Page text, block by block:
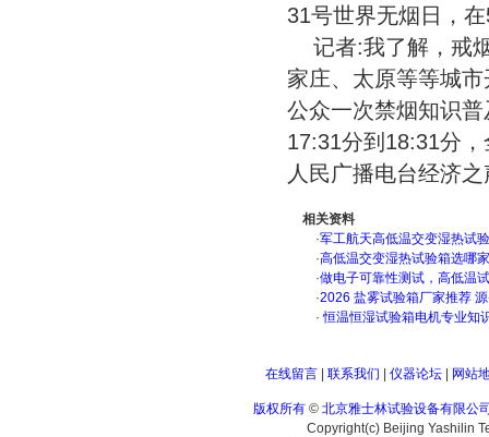
31号世界无烟日，
记者:我了解，戒
家庄、太原等等城
公众一次禁烟知识
17:31分到18:31分
人民广播电台经济
相关资料
·军工航天高低温交变湿热试
·高低温交变湿热试验箱选哪
·做电子可靠性测试，高低温
·2026 盐雾试验箱厂家推荐
· 恒温恒湿试验箱电机专业知
在线留言| 联系我们 仪器论坛| 网站
版权所有 © 北京雅士林试验设备有限公
Copyright(c) Beijing Yashilin